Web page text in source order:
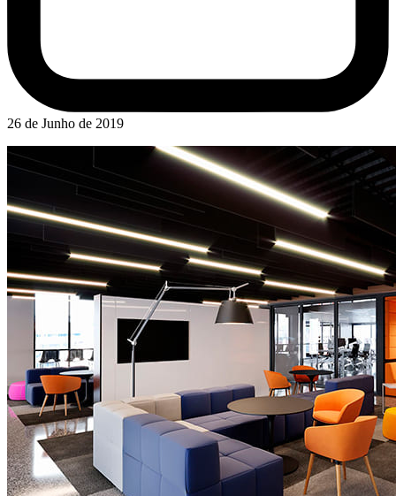
26 de Junho de 2019